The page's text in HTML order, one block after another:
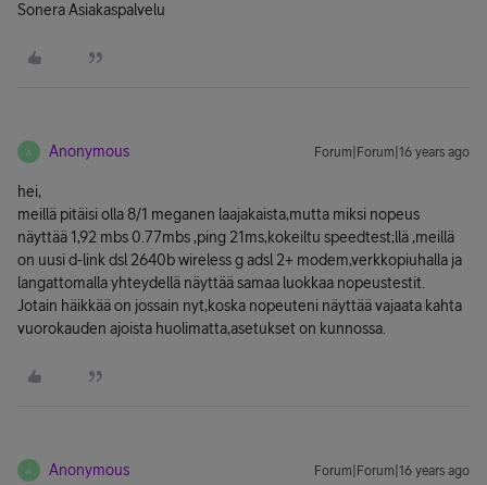
Sonera Asiakaspalvelu
A Anonymous Forum|Forum|16 years ago
hei,
meillä pitäisi olla 8/1 meganen laajakaista,mutta miksi nopeus
näyttää 1,92 mbs 0.77mbs ,ping 21ms,kokeiltu speedtest;llä ,meillä
on uusi d-link dsl 2640b wireless g adsl 2+ modem,verkkopiuhalla ja
langattomalla yhteydellä näyttää samaa luokkaa nopeustestit.
Jotain häikkää on jossain nyt,koska nopeuteni näyttää vajaata kahta
vuorokauden ajoista huolimatta,asetukset on kunnossa.
A Anonymous Forum|Forum|16 years ago